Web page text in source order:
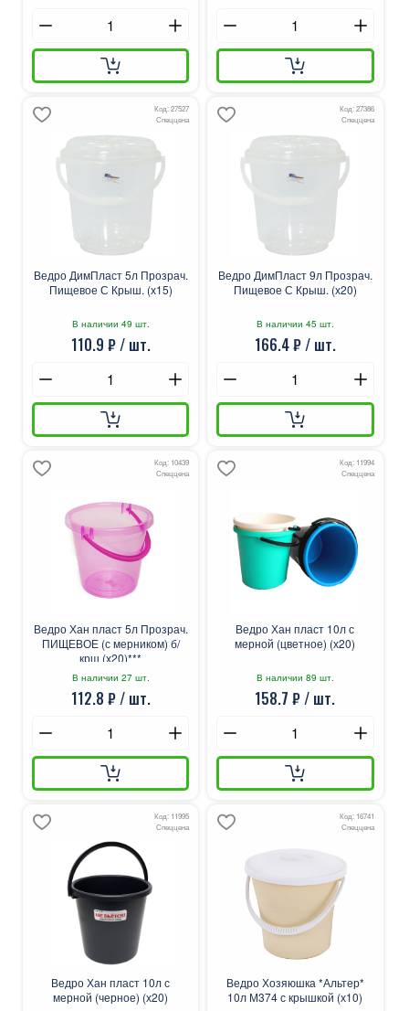
Код: 27527
Спеццена
Ведро ДимПласт 5л Прозрач.
Пищевое С Крыш. (х15)
В наличии 49 шт.
110.9 ₽ / шт.
Код: 27386
Спеццена
Ведро ДимПласт 9л Прозрач.
Пищевое С Крыш. (х20)
В наличии 45 шт.
166.4 ₽ / шт.
Код: 10439
Спеццена
Ведро Хан пласт 5л Прозрач.
ПИЩЕВОЕ (с мерником) б/
крш (х20)***
В наличии 27 шт.
112.8 ₽ / шт.
Код: 11994
Спеццена
Ведро Хан пласт 10л с
мерной (цветное) (х20)
В наличии 89 шт.
158.7 ₽ / шт.
Код: 11995
Спеццена
Ведро Хан пласт 10л с
мерной (черное) (х20)
Код: 16741
Спеццена
Ведро Хозяюшка *Альтер*
10л М374 с крышкой (х10)